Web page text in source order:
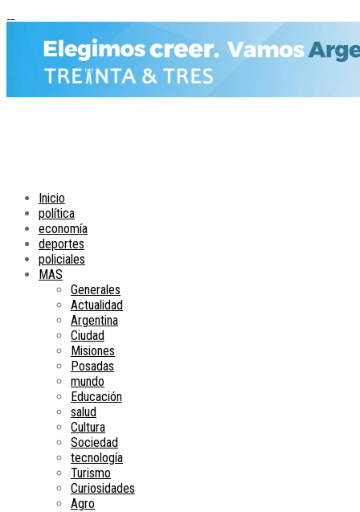
Inicio
política
economía
deportes
policiales
MAS
Generales
Actualidad
Argentina
Ciudad
Misiones
Posadas
mundo
Educación
salud
Cultura
Sociedad
tecnología
Turismo
Curiosidades
Agro